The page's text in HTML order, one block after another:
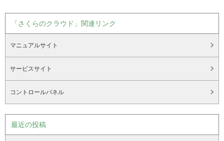
「さくらのクラウド」関連リンク
マニュアルサイト
サービスサイト
コントロールパネル
最近の投稿